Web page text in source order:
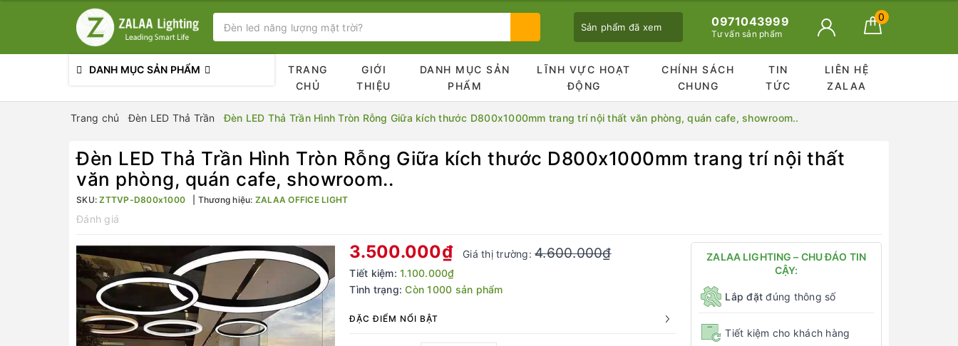
Sản phẩm đã xem
Bạn chưa xem sản phẩm nào
0971043999
Tư vấn sản phẩm
0
DANH MỤC SẢN PHẨM
TRANG
CHỦ
GIỚI
THIỆU
DANH MỤC SẢN
PHẨM
LĨNH VỰC HOẠT
ĐỘNG
CHÍNH SÁCH
CHUNG
TIN
TỨC
LIÊN HỆ
ZALAA
Trang chủ Đèn LED Thả Trần Đèn LED Thả Trần Hình Tròn Rỗng Giữa kích thước D800x1000mm trang trí nội thất văn phòng, quán cafe, showroom..
Đèn LED Thả Trần Hình Tròn Rỗng Giữa kích thước D800x1000mm trang trí nội thất
văn phòng, quán cafe, showroom..
SKU:ZTTVP-D800x1000 Thương hiệu: ZALAA OFFICE LIGHT
Đánh giá
3.500.000₫ Giá thị trường:4.600.000₫
Tiết kiệm:1.100.000₫
Tình trạng: Còn 1000 sản phẩm
ĐẶC ĐIỂM NỔI BẬT
ZALAA LIGHTING – CHU ĐÁO TIN
CẬY:
Lắp đặt đúng thông số
Tiết kiệm cho khách hàng